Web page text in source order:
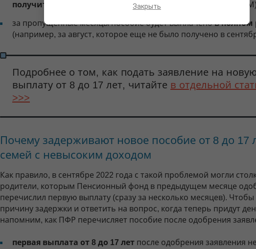
получить доплату
(соответственно в размере 25 или 50%
за пропущенные месяцы пособие будет выплаченов полном
(например, за август, которое еще не было получено в
Подробнее о том, как подать заявление на
выплату от 8 до 17 лет, читайте в отдельной
>>>
Почему задерживают новое пособие от 8 до 17
семей с невысоким доходом
Как правило, в сентябре 2022 года с такой проблемой могли
родители, которым Пенсионный фонд в предыдущем месяце
перечислил первую выплату (сразу за несколько месяцев). Чтобы
причину задержки и ответить на вопрос, когда теперь придут
напомним, как ПФР перечисляет пособие после одобрения
первая выплата от 8 до 17 лет после одобрения заявления не
Закрыть